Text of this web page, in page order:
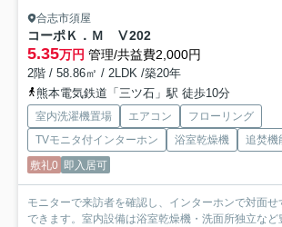
合志市須屋
コーポＫ．Ｍ Ⅴ202
5.35万円 管理/共益費2,000円
2階 / 58.86㎡ / 2LDK /築20年
熊本電気鉄道「三ツ石」駅 徒歩10分
室内洗濯機置場 エアコン
フローリング
TVモニタ付インターホン
浴室乾燥機
追焚機
敷礼0 即入居可
モニターで来訪者を確認し、インターホンで対面
できます。室内設備は浴室乾燥機・洗面所独立など